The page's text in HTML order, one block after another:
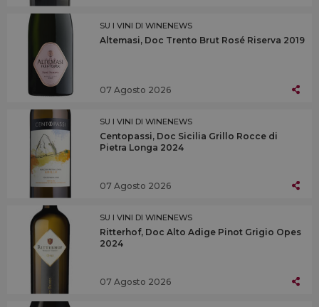
SU I VINI DI WINENEWS
Altemasi, Doc Trento Brut Rosé Riserva 2019
07 Agosto 2026
SU I VINI DI WINENEWS
Centopassi, Doc Sicilia Grillo Rocce di
Pietra Longa 2024
07 Agosto 2026
SU I VINI DI WINENEWS
Ritterhof, Doc Alto Adige Pinot Grigio Opes
2024
07 Agosto 2026